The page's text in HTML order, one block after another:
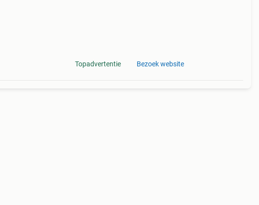
Topadvertentie Bezoek website